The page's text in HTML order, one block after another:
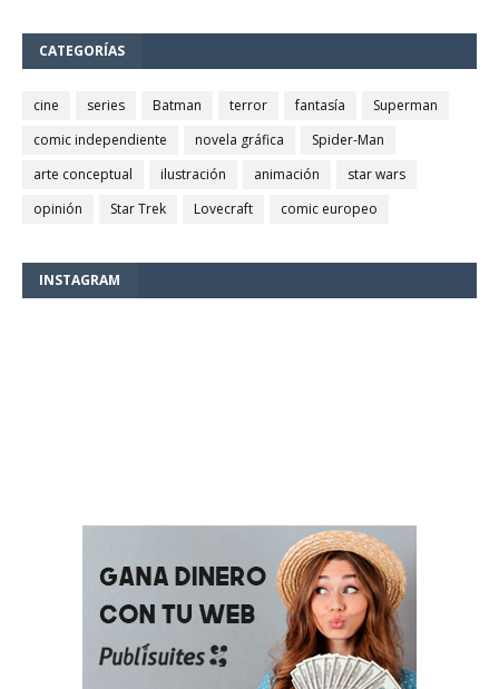
CATEGORÍAS
cine series Batman terror fantasía
Superman
comic independiente
novela gráfica
Spider-Man
arte conceptual
ilustración animación
star wars
opinión
Star Trek Lovecraft comic europeo
INSTAGRAM